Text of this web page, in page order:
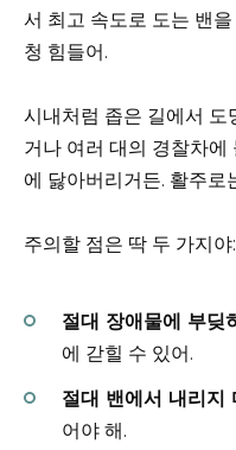
서 최고 속도로 도는 밴
청 힘들어.
시내처럼 좁은 길에서 도
거나 여러 대의 경찰차
에 닳아버리거든. 활주로
주의할 점은 딱 두 가지야:
절대 장애물에 부딪
에 갇힐 수 있어.
절대 밴에서 내리지
어야 해.